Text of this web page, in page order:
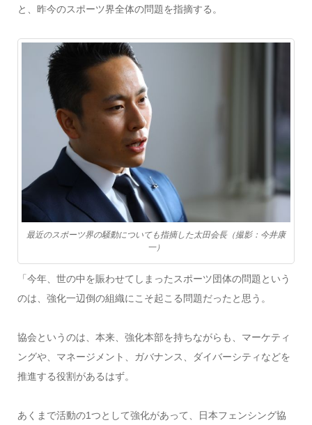
と、昨今のスポーツ界全体の問題を指摘する。
最近のスポーツ界の騒動についても指摘した太田会長（撮影：今井康
一）
「今年、世の中を賑わせてしまったスポーツ団体の問題という
のは、強化一辺倒の組織にこそ起こる問題だったと思う。
協会というのは、本来、強化本部を持ちながらも、マーケティ
ングや、マネージメント、ガバナンス、ダイバーシティなどを
推進する役割があるはず。
あくまで活動の1つとして強化があって、日本フェンシング協